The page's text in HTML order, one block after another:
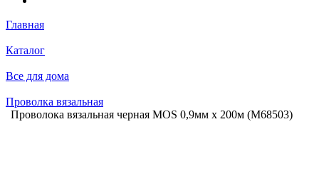
Главная
Каталог
Все для дома
Проволка вязальная
Проволока вязальная черная MOS 0,9мм х 200м (М68503)